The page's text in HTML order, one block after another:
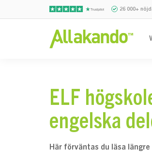
26 000+
ELF
engelska
Här förväntas du läsa